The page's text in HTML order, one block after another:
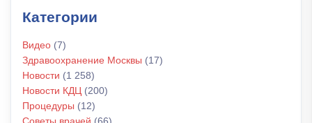
Категории
Видео (7)
Здравоохранение Москвы (17)
Новости (1 258)
Новости КДЦ (200)
Процедуры (12)
Советы врачей (66)